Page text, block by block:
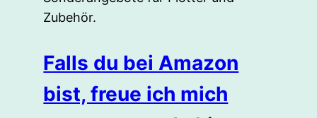
Zubehör.
Falls du bei Amazon
bist, freue ich mich